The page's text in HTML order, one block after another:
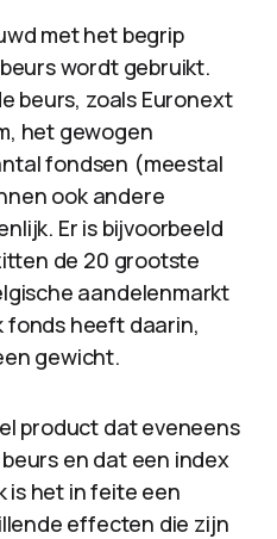
met het begrip
wordt gebruikt.
beurs, zoals Euronext
het gewogen
fondsen (meestal
ook andere
Er is bijvoorbeeld
de 20 grootste
aandelenmarkt
fonds heeft daarin,
gewicht.
product dat eveneens
en dat een index
is het in feite een
effecten die zijn